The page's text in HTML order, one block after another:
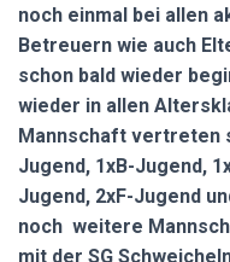
noch einmal bei allen
Betreuern wie auch
schon bald wieder
wieder in allen
Mannschaft vertreten
Jugend, 1xB-Jugend,
Jugend, 2xF-Jugend
noch weitere
mit der SG